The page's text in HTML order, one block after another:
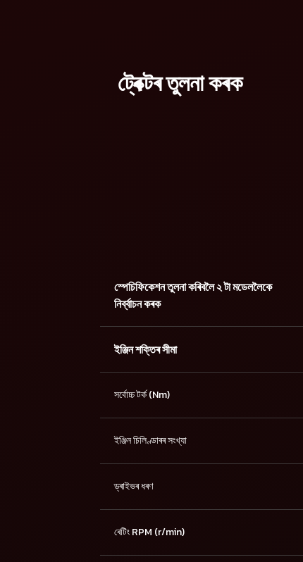
ট্ৰেক্টৰ তুলনা কৰক
স্পেচিফিকেশন তুলনা কৰিবলৈ ২ টা মডেললৈকে
নিৰ্ব্বাচন কৰক
ইঞ্জিন শক্তিৰ সীমা
সৰ্বোচ্চ টৰ্ক (Nm)
ইঞ্জিন চিলিণ্ডাৰৰ সংখ্যা
ড্ৰাইভৰ ধৰণ
ৰেটিং RPM (r/min)